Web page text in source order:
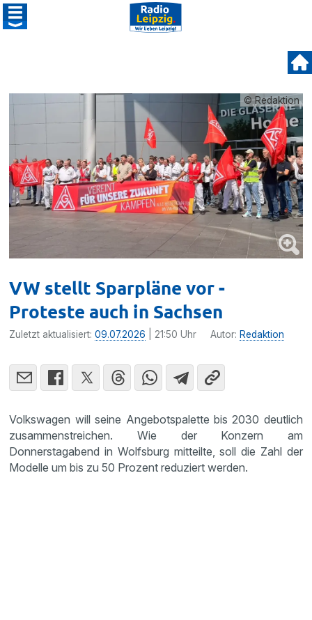
© Redaktion
VW stellt Sparpläne vor -
Proteste auch in Sachsen
Zuletzt aktualisiert:09.07.2026 | 21:50 Uhr Autor: Redaktion
Volkswagen will seine Angebotspalette bis 2030 deutlich
zusammenstreichen. Wie der Konzern am
Donnerstagabend in Wolfsburg mitteilte, soll die Zahl der
Modelle um bis zu 50 Prozent reduziert werden.